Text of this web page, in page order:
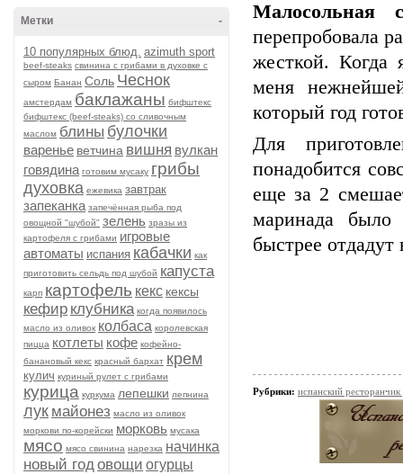
-
Метки
10 популярных блюд. azimuth sport
beef-stеаks cвинина с грибами в духовке с
сыром Банан Соль Чеснок
амстердам баклажаны бифштекс
бифштекс (beef-stеаks) со сливочным
маслом блины булочки
варенье ветчина вишня вулкан
говядина готовим мусаку грибы
духовка ежевика завтрак
запеканка запечённая рыба под
овощной "шубой" зелень зразы из
картофеля с грибами игровые
автоматы испания кабачки как
приготовить сельдь под шубой капуста
карп картофель кекс кексы
кефир клубника когда появилось
масло из оливок колбаса королевская
пицца котлеты кофе кофейно-
банановый кекс красный бархат крем
кулич куриный рулет с грибами
курица куркума лепешки лепнина
лук майонез масло из оливок
моркови по-корейски морковь мусака
мясо мясо свинина нарезка начинка
новый годовощи огурцы
Малосольная
перепробовала
жесткой. Когда
меня
который год
Для
понадобится
еще за 2
маринада
быстрее
Рубрики: испанский